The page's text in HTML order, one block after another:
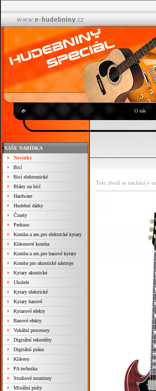
O nás
NAŠE NABÍDKA
Novinky
Bicí
Bicí elektronické
Blány na bicí
Hardware
Hudební dárky
Činely
Perkuse
Komba a zes.pro elektrické kytary
Klávesové komba
Komba a zes.pro basové kytary
Komba pro akustické nástroje
Kytary akustické
Ukulele
Kytary elektrické
Kytary basové
Kytarové efekty
Basové efekty
Vokální procesory
Digitální rekordéry
Digitální piána
Klávesy
PA technika
Studiové monitory
Mixážní pulty
Toto zboží se nachází v